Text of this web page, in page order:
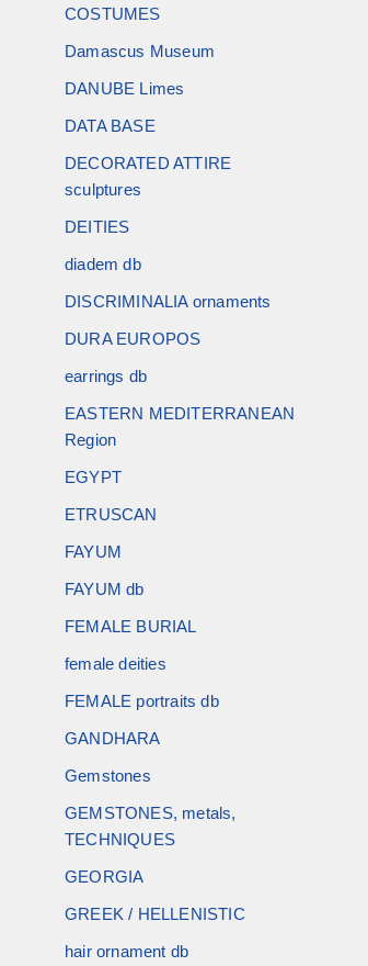
COSTUMES
Damascus Museum
DANUBE Limes
DATA BASE
DECORATED ATTIRE
sculptures
DEITIES
diadem db
DISCRIMINALIA ornaments
DURA EUROPOS
earrings db
EASTERN MEDITERRANEAN
Region
EGYPT
ETRUSCAN
FAYUM
FAYUM db
FEMALE BURIAL
female deities
FEMALE portraits db
GANDHARA
Gemstones
GEMSTONES, metals,
TECHNIQUES
GEORGIA
GREEK / HELLENISTIC
hair ornament db